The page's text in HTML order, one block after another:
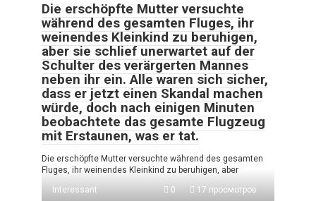
Die erschöpfte Mutter versuchte
während des gesamten Fluges, ihr
weinendes Kleinkind zu beruhigen,
aber sie schlief unerwartet auf der
Schulter des verärgerten Mannes
neben ihr ein. Alle waren sich sicher,
dass er jetzt einen Skandal machen
würde, doch nach einigen Minuten
beobachtete das gesamte Flugzeug
mit Erstaunen, was er tat.
Die erschöpfte Mutter versuchte während des gesamten
Fluges, ihr weinendes Kleinkind zu beruhigen, aber
Interessant
0 17 просмотров